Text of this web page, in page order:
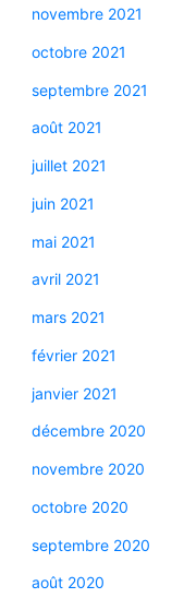
novembre 2021
octobre 2021
septembre 2021
août 2021
juillet 2021
juin 2021
mai 2021
avril 2021
mars 2021
février 2021
janvier 2021
décembre 2020
novembre 2020
octobre 2020
septembre 2020
août 2020